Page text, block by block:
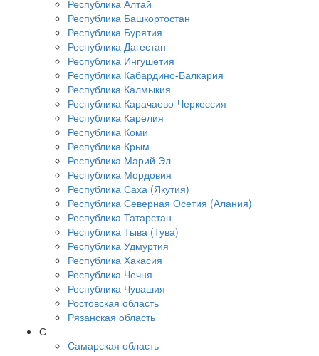
Республика Алтай
Республика Башкортостан
Республика Бурятия
Республика Дагестан
Республика Ингушетия
Республика Кабардино-Балкария
Республика Калмыкия
Республика Карачаево-Черкессия
Республика Карелия
Республика Коми
Республика Крым
Республика Марий Эл
Республика Мордовия
Республика Саха (Якутия)
Республика Северная Осетия (Алания)
Республика Татарстан
Республика Тыва (Тува)
Республика Удмуртия
Республика Хакасия
Республика Чечня
Республика Чувашия
Ростовская область
Рязанская область
С
Самарская область